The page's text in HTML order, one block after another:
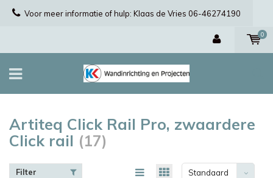
Voor meer informatie of hulp: Klaas de Vries 06-46274190
0
Artiteq Click Rail Pro, zwaardere
Click rail (17)
Filter Standaard